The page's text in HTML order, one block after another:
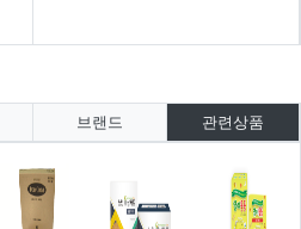
브랜드 관련상품